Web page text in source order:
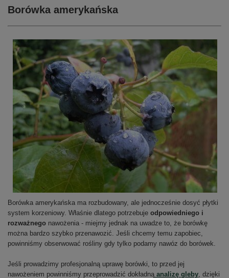
Borówka amerykańska
Borówka amerykańska ma rozbudowany, ale jednocześnie dosyć płytki
system korzeniowy. Właśnie dlatego potrzebuje odpowiedniego i
rozważnego nawożenia - miejmy jednak na uwadze to, że borówkę
można bardzo szybko przenawozić. Jeśli chcemy temu zapobiec,
powinniśmy obserwować rośliny gdy tylko podamy nawóz do borówek.
Jeśli prowadzimy profesjonalną uprawę borówki, to przed jej
nawożeniem powinniśmy przeprowadzić dokładną analizę gleby , dzięki